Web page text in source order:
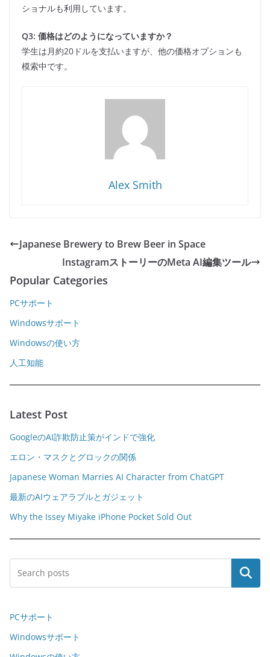
ショナルも利用しています。
Q3: 価格はどのようになっていますか？
学生は月約20ドルを支払いますが、他の価格オプションも
模索中です。
Alex Smith
Japanese Brewery to Brew Beer in Space
InstagramストーリーのMeta AI編集ツール
Popular Categories
PCサポート
Windowsサポート
Windowsの使い方
人工知能
Latest Post
GoogleのAI詐欺防止策がインドで強化
エロン・マスクとグロックの関係
Japanese Woman Marries AI Character from ChatGPT
最新のAIウェアラブルとガジェット
Why the Issey Miyake iPhone Pocket Sold Out
Search
PCサポート
Windowsサポート